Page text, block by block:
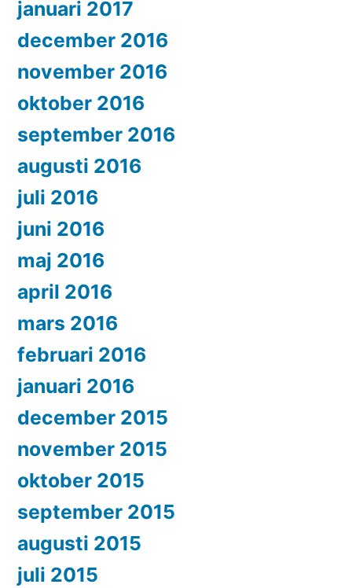
januari 2017
december 2016
november 2016
oktober 2016
september 2016
augusti 2016
juli 2016
juni 2016
maj 2016
april 2016
mars 2016
februari 2016
januari 2016
december 2015
november 2015
oktober 2015
september 2015
augusti 2015
juli 2015